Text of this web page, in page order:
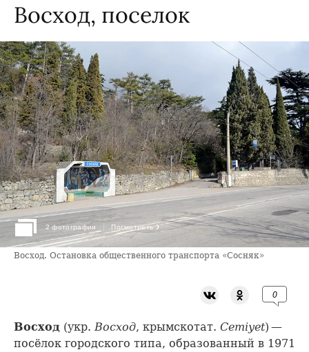
Восход, поселок
2 фотографии Посмотреть ›
Восход. Остановка общественного транспорта «Сосняк»
0
Восход (укр. Восход, крымскотат. Cemiyet) —
посёлок городского типа, образованный в 1971